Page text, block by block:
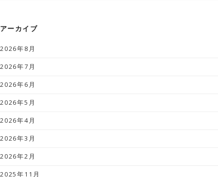
アーカイブ
2026年8月
2026年7月
2026年6月
2026年5月
2026年4月
2026年3月
2026年2月
2025年11月